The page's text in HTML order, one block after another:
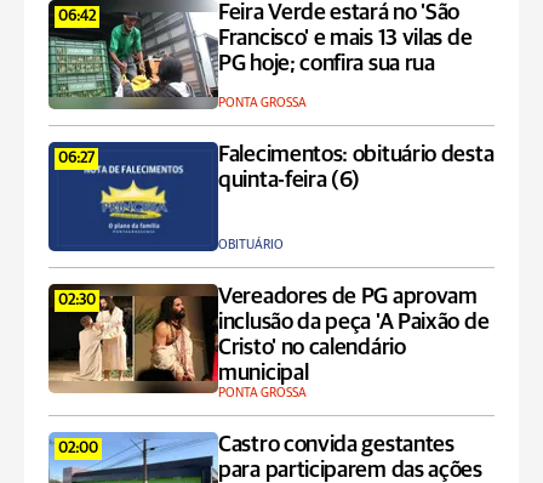
06:42
Feira Verde estará no 'São
Francisco' e mais 13 vilas de
PG hoje; confira sua rua
PONTA GROSSA
06:27
Falecimentos: obituário desta
quinta-feira (6)
OBITUÁRIO
02:30
Vereadores de PG aprovam
inclusão da peça 'A Paixão de
Cristo' no calendário
municipal
PONTA GROSSA
02:00
Castro convida gestantes
para participarem das ações